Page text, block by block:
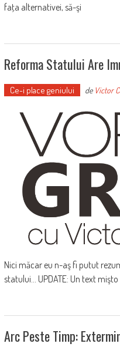
faţa alternativei, să-şi
Reforma Statului Are
Ce-i place geniului de Victor
Nici măcar eu n-aş fi putut
statului... UPDATE: Un text
Arc Peste Timp: